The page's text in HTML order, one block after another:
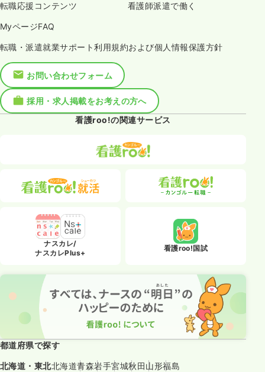
転職応援コンテンツ 看護師派遣で働く
MyページFAQ
転職・派遣就業サポート利用規約および個人情報保護方針
お問い合わせフォーム
採用・求人掲載をお考えの方へ
看護roo!の関連サービス
ナスカレ/
ナスカレPlus+
看護roo!国試
都道府県で探す
北海道・東北北海道青森岩手宮城秋田山形福島